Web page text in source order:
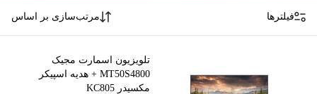
فیلترها مرتب‌سازی بر اساس
تلویزیون اسمارت مجیک
MT50S4800 + هدیه اسپیکر
مکسیدر KC805